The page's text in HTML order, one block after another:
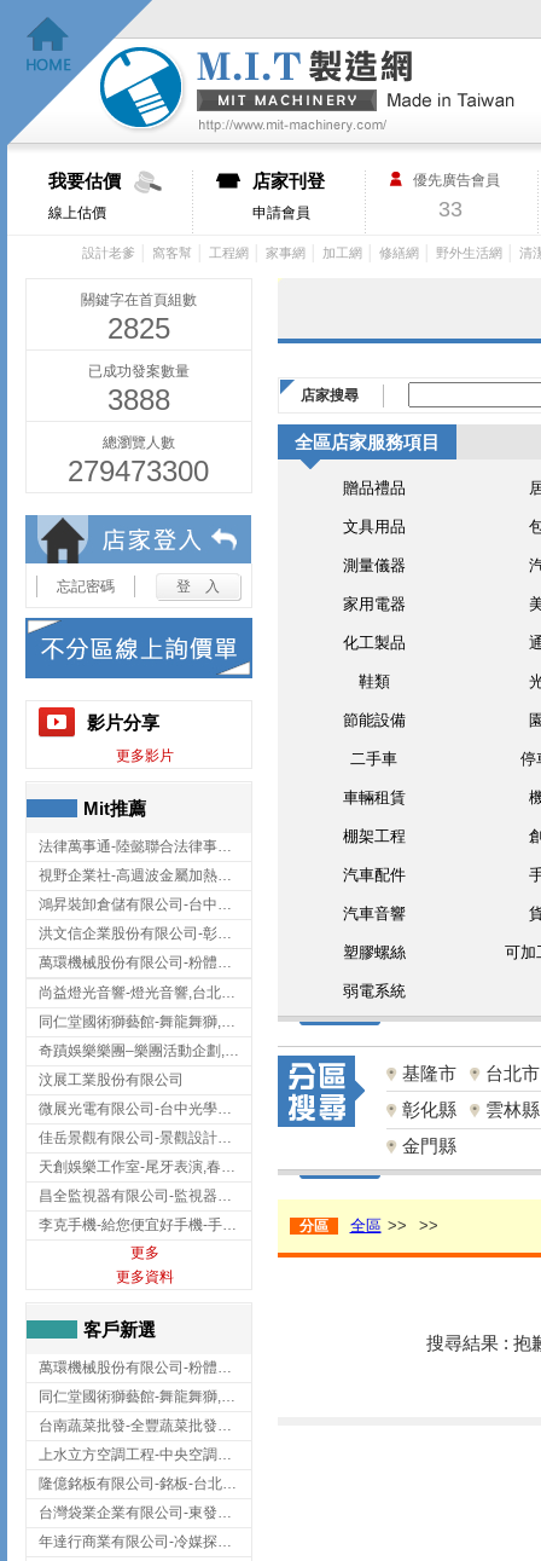
我要估價
線上估價
店家刊登
申請會員
優先廣告會員
33
設計老爹 窩客幫 工程網 家事網 加工網 修繕網 野外生活網 清
關鍵字在首頁組數
2825
已成功發案數量
3888
總瀏覽人數
279473300
忘記密碼
影片分享
更多影片
Mit推薦
法律萬事通-陸懿聯合法律事務所
視野企業社-高週波金屬加熱設備,彰化高週波金屬加熱設備
鴻昇裝卸倉儲有限公司-台中貨櫃裝卸
洪文信企業股份有限公司-彰化鋅合金鑄造,彰化五金加工,彰化五金配件
萬環機械股份有限公司-粉體塗裝設備,輸送機,輸送機設備,台南輸送機
尚益燈光音響-燈光音響,台北燈光音響,台北燈光音響出租
同仁堂國術獅藝館-舞龍舞獅,台中舞龍舞獅
奇蹟娛樂樂團–樂團活動企劃,台中樂團表演,台中婚禮樂團
汶展工業股份有限公司
微展光電有限公司-台中光學鍍膜,optical filter taiwan,台灣光學鍍膜
佳岳景觀有限公司-景觀設計公司,台北景觀設計,台北景觀工程,中山區景觀設計
天創娛樂工作室-尾牙表演,春酒表演,板橋尾牙表演
昌全監視器有限公司-監視器安裝,高雄監視器安裝,鳳山區監視器安裝
李克手機-給您便宜好手機-手機收購,屏東手機收購
更多
更多資料
客戶新選
萬環機械股份有限公司-粉體塗裝設備,輸送機,輸送機設備,台南輸送機
同仁堂國術獅藝館-舞龍舞獅,台中舞龍舞獅
台南蔬菜批發-全豐蔬菜批發專送/台南蔬菜箱宅配到府
上水立方空調工程-中央空調規劃,台北中央空調規劃
隆億銘板有限公司-銘板-台北銘板-板橋銘板
台灣袋業企業有限公司-東發企業社/台中太空袋/太空包
年達行商業有限公司-冷媒探漏儀,壓力錶組,真空泵浦,台北冷凍空調材料
店家搜尋
全區店家服務項目
贈品禮品
文具用品
測量儀器
家用電器
化工製品
鞋類
節能設備
二手車 停
車輛租賃
棚架工程
汽車配件
汽車音響
塑膠螺絲 可加
弱電系統
基隆市
台北市
彰化縣
雲林縣
金門縣
分區 全區 >> >>
搜尋結果 : 抱